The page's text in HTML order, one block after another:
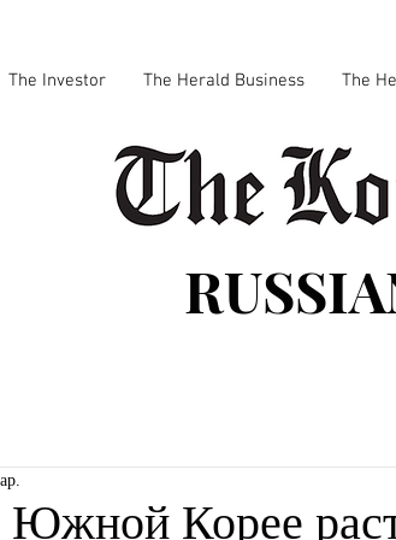
The Investor The Herald Business The
Корее